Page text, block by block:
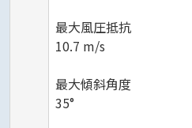
最大風圧抵抗
10.7 m/s
最大傾斜角度
35°